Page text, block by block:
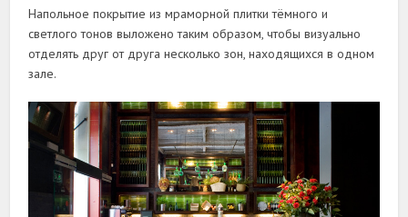
Напольное покрытие из мраморной плитки тёмного и
светлого тонов выложено таким образом, чтобы визуально
отделять друг от друга несколько зон, находящихся в одном
зале.